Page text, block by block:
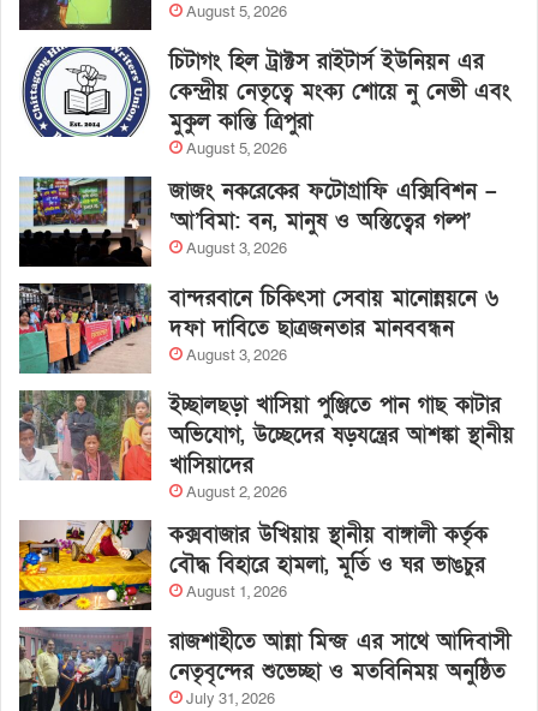
August 5, 2026
চিটাগং হিল ট্রাক্টস রাইটার্স ইউনিয়ন এর
কেন্দ্রীয় নেতৃত্বে মংক্য শোয়ে নু নেভী এবং
মুকুল কান্তি ত্রিপুরা
August 5, 2026
জাজং নকরেকের ফটোগ্রাফি এক্সিবিশন –
‘আ’বিমা: বন, মানুষ ও অস্তিত্বের গল্প’
August 3, 2026
বান্দরবানে চিকিৎসা সেবায় মানোন্নয়নে ৬
দফা দাবিতে ছাত্রজনতার মানববন্ধন
August 3, 2026
ইচ্ছালছড়া খাসিয়া পুঞ্জিতে পান গাছ কাটার
অভিযোগ, উচ্ছেদের ষড়যন্ত্রের আশঙ্কা স্থানীয়
খাসিয়াদের
August 2, 2026
কক্সবাজার উখিয়ায় স্থানীয় বাঙ্গালী কর্তৃক
বৌদ্ধ বিহারে হামলা, মূর্তি ও ঘর ভাঙচুর
August 1, 2026
রাজশাহীতে আন্না মিন্জ এর সাথে আদিবাসী
নেতৃবৃন্দের শুভেচ্ছা ও মতবিনিময় অনুষ্ঠিত
July 31, 2026